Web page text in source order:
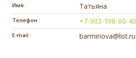
Имя : Татьяна
Телефон : +7-903-198-60-40
E-mail : barminova@list.ru